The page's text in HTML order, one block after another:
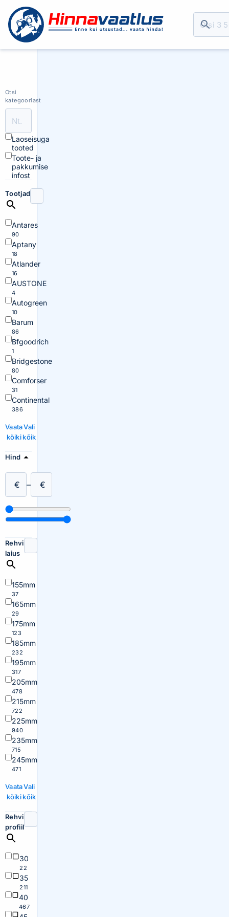
Otsi
kategooriast
Laoseisuga
tooted
Toote- ja
pakkumise
infost
Tootjad
Antares
90
Aptany
18
Atlander
16
AUSTONE
4
Autogreen
10
Barum
86
Bfgoodrich
1
Bridgestone
80
Comforser
31
Continental
386
Vaata
kõiki
Vali
kõik
Hind
€ – €
Rehvi
laius
155mm
37
165mm
29
175mm
123
185mm
232
195mm
317
205mm
478
215mm
722
225mm
940
235mm
715
245mm
471
Vaata
kõiki
Vali
kõik
Rehvi
profiil
30
22
35
211
40
467